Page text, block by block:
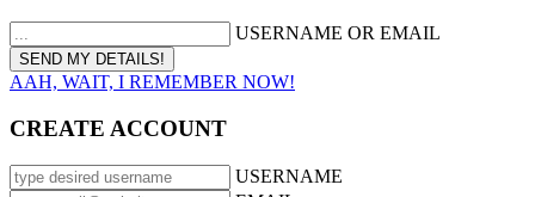
USERNAME OR EMAIL
AAH, WAIT, I REMEMBER NOW!
CREATE ACCOUNT
USERNAME